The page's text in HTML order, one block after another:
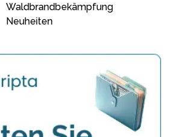
Waldbrandbekämpfung
Neuheiten